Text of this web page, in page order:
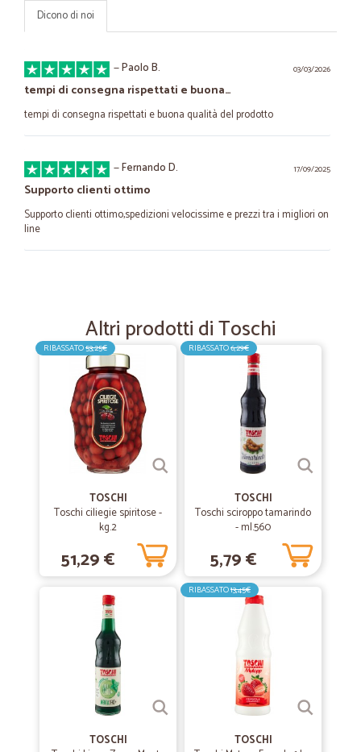
Dicono di noi
03/03/2026
—Paolo B.
tempi di consegna rispettati e buona…
tempi di consegna rispettati e buona qualità del prodotto
17/09/2025
—Fernando D.
Supporto clienti ottimo
Supporto clienti ottimo,spedizioni velocissime e prezzi tra i migliori on
line
Estrema cortesia e invio rspido
—Kerstin M.
Ottimo servizio e consegna veloce
Ottimo servizio e consegna veloce! Che non è più scontato purtroppo.
—Franco G.
Veloci e efficienti
Ottima gestione a riguardo gli ordini
—
AZIENDA OTTIMA
Personale molto competente, cordiale e preparato, spedizioni
velocissime e rapporto qualità prezzo eccellente. Questa azienda la
consiglio vivamente a tutti .
Altri prodotti di Toschi
RIBASSATO53,25€
TOSCHI
Toschi ciliegie spiritose -
kg.2
51,29 €
RIBASSATO6,29€
TOSCHI
Toschi sciroppo tamarindo
- ml.560
5,79 €
TOSCHI
RIBASSATO13,45€
TOSCHI